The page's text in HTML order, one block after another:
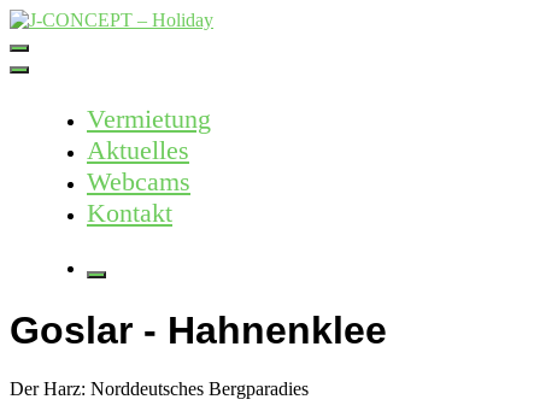
Skip
to
content
Vermietung
Aktuelles
Webcams
Kontakt
More
Goslar - Hahnenklee
Der Harz: Norddeutsches Bergparadies